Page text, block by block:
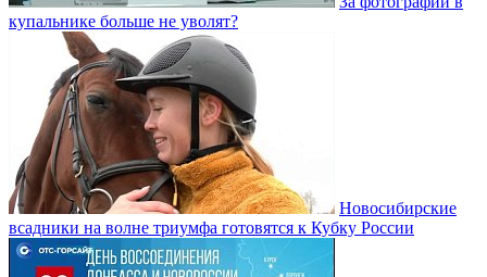
купальнике больше не уволят?
Новосибирские
всадники на волне триумфа готовятся к Кубку России